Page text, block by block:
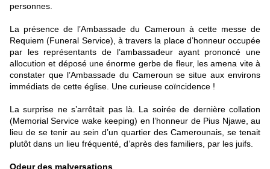
personnes.
La présence de l’Ambassade du Cameroun à cette messe de
Requiem (Funeral Service), à travers la place d’honneur occupée
par les représentants de l’ambassadeur ayant prononcé une
allocution et déposé une énorme gerbe de fleur, les amena vite à
constater que l’Ambassade du Cameroun se situe aux environs
immédiats de cette église. Une curieuse coïncidence !
La surprise ne s’arrêtait pas là. La soirée de dernière collation
(Memorial Service wake keeping) en l’honneur de Pius Njawe, au
lieu de se tenir au sein d’un quartier des Camerounais, se tenait
plutôt dans un lieu fréquenté, d’après des familiers, par les juifs.
Odeur des malversations